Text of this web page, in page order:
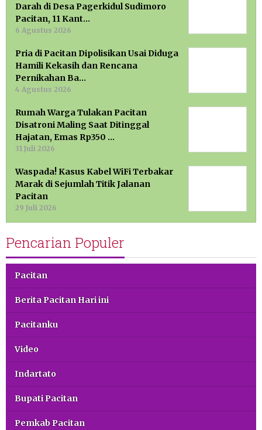
Darah di Desa Pagerkidul Sudimoro
Pacitan, 11 Kant…
6 Agustus 2026
Pria di Pacitan Dipolisikan Usai Diduga
Hamili Kekasih dan Rencana
Pernikahan Ba…
4 Agustus 2026
Rumah Warga Tulakan Pacitan
Disatroni Maling Saat Ditinggal
Hajatan, Emas Rp350 …
31 Juli 2026
Waspada! Kasus Kabel WiFi Terbakar
Marak di Sejumlah Titik Jalanan
Pacitan
29 Juli 2026
Pencarian Populer
Pacitan
Berita Pacitan Hari ini
Pacitanku
Video
Indartato
Bupati Pacitan
Pemkab Pacitan